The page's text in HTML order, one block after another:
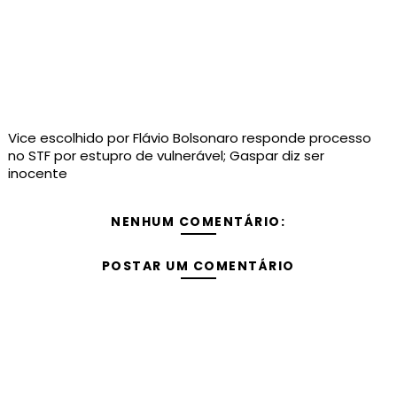
Vice escolhido por Flávio Bolsonaro responde processo
no STF por estupro de vulnerável; Gaspar diz ser
inocente
NENHUM COMENTÁRIO:
POSTAR UM COMENTÁRIO